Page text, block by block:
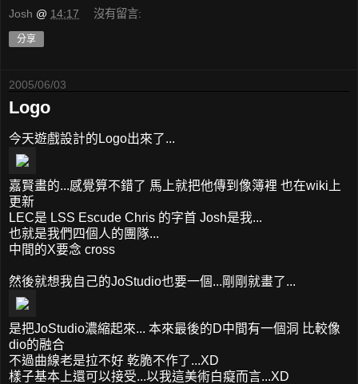
Josh @ 14:17 沒有留言:
分享
2005/06/03
Logo
今天遊戲設計的Logo出來了...
嘉賢畫的...感覺算不錯了 馬上就把他傳到像簿裡 也在wiki上
更新
LEC是 LSS Escude Chris 的字首 Josh是我...
也就是我們四個人的團隊...
中間的X要念 cross
然後就想我自己的JoStudio也要一個...剛剛就畫了...
是把JoStudio濃縮起來... 本來最後的D中間有一個洞 比較像
dio的融合
不過曲線老是拉不好 乾脆不作了...XD
樣子基本上還可以接受...以我這美術白癡而言...XD